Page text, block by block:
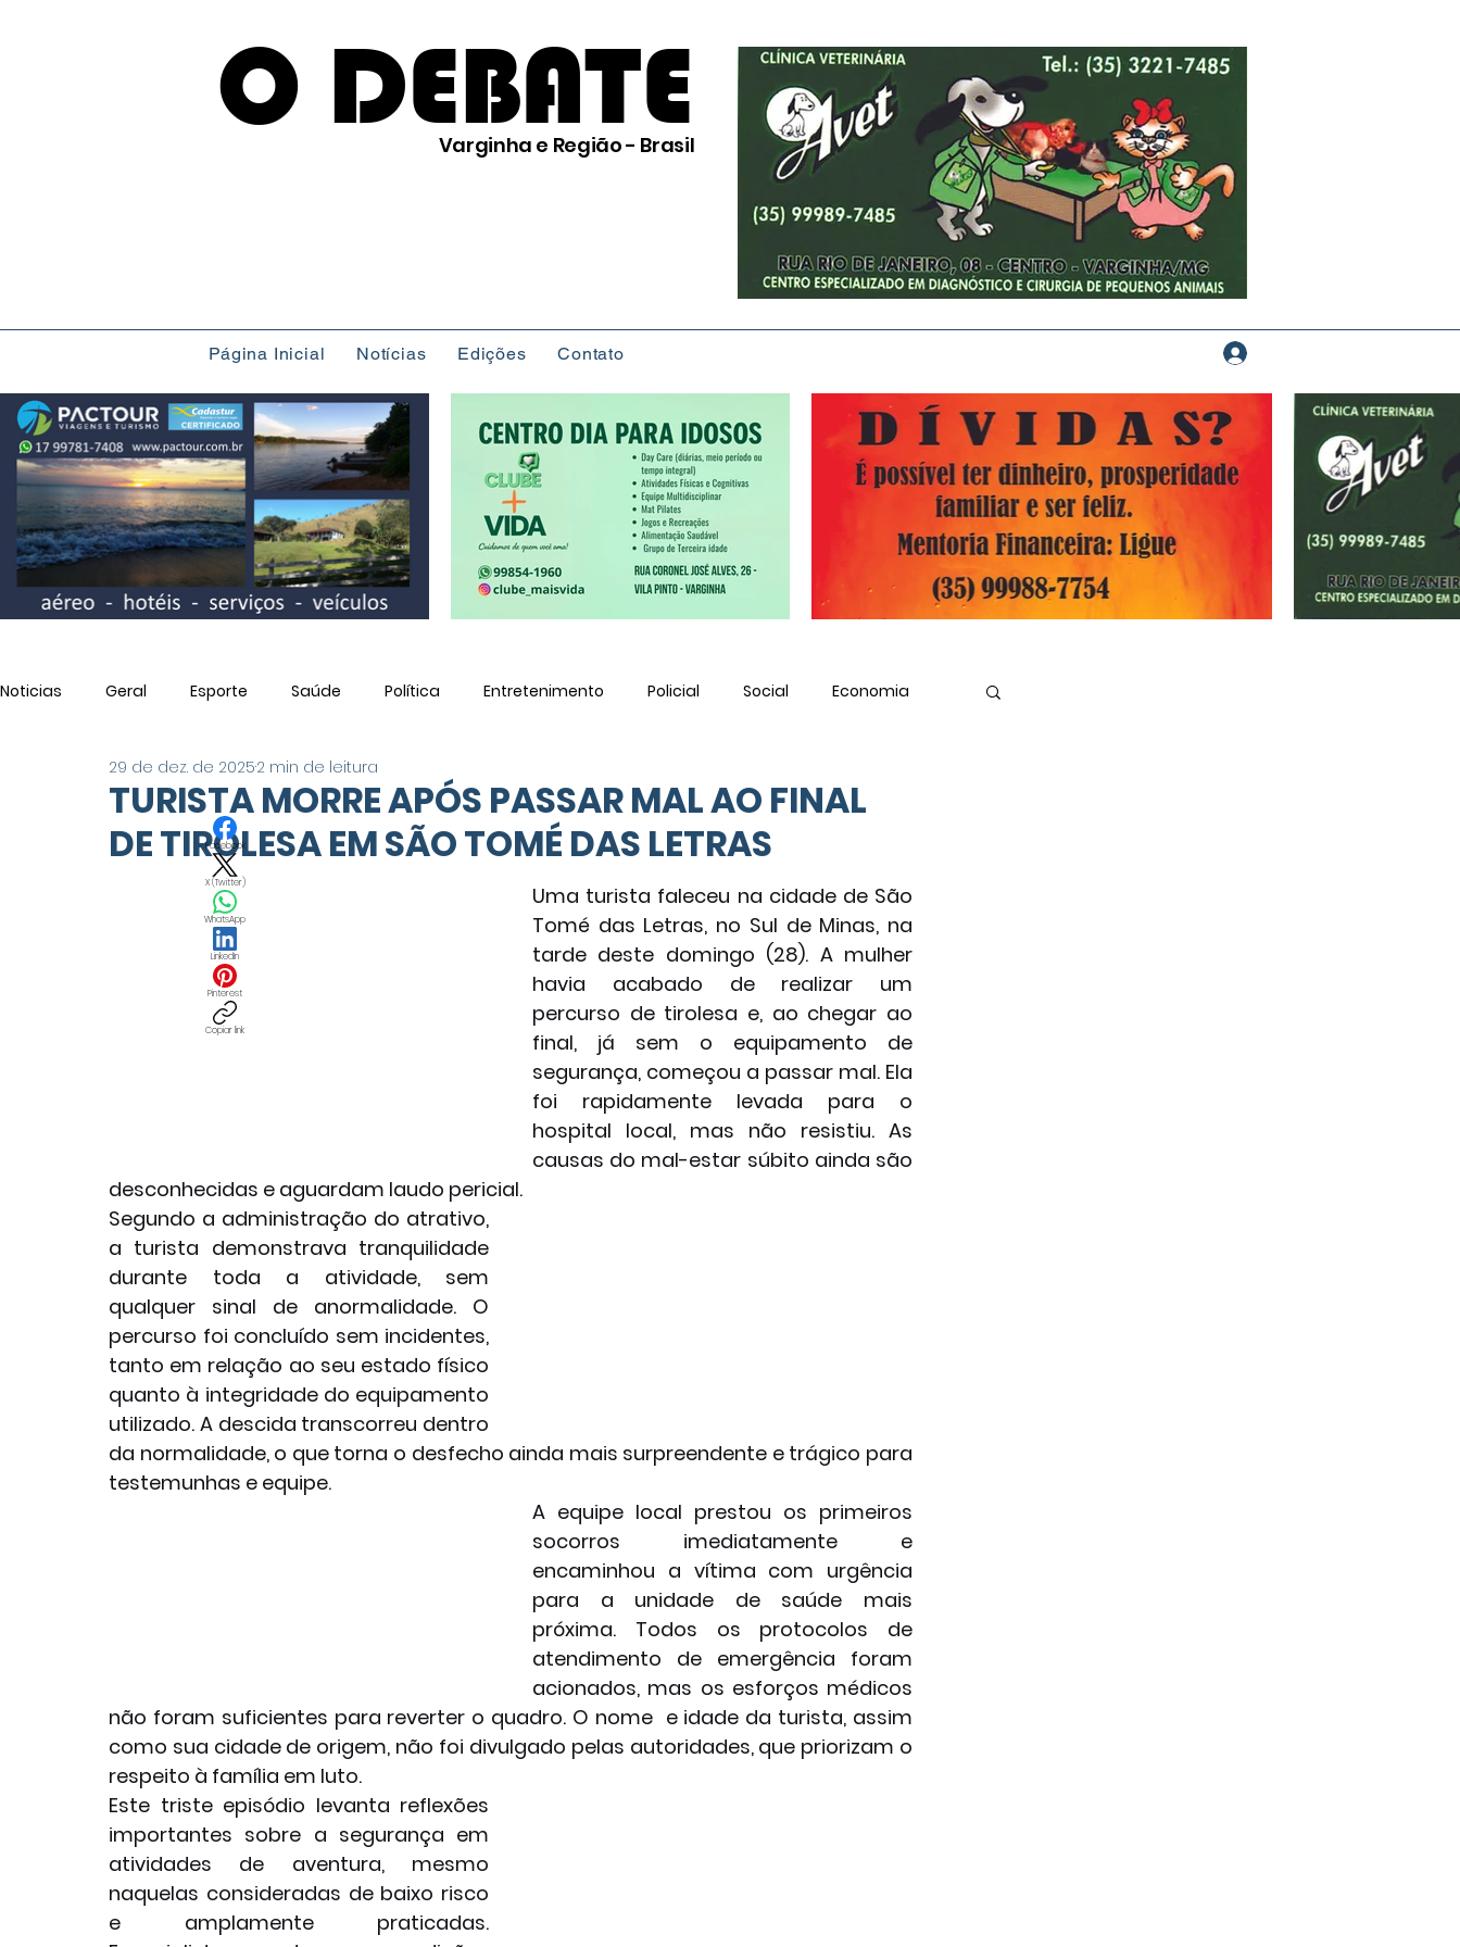
O DEBATE
Varginha e Região - Brasil
Página Inicial Notícias Edições Contato
Noticias Geral Esporte Saúde Política Entretenimento Policial Social Economia
Utilidade Pública
TURISTA MORRE APÓS PASSAR MAL AO FINAL
DE TIROLESA EM SÃO TOMÉ DAS LETRAS
29 de dez. de 20252 min de leitura
Uma turista faleceu na cidade de São
Tomé das Letras, no Sul de Minas, na
tarde deste domingo (28). A mulher
havia acabado de realizar um
percurso de tirolesa e, ao chegar ao
final, já sem o equipamento de
segurança, começou a passar mal. Ela
foi rapidamente levada para o
hospital local, mas não resistiu. As
causas do mal-estar súbito ainda são
desconhecidas e aguardam laudo pericial.
Segundo a administração do atrativo,
a turista demonstrava tranquilidade
durante toda a atividade, sem
qualquer sinal de anormalidade. O
percurso foi concluído sem incidentes,
tanto em relação ao seu estado físico
quanto à integridade do equipamento
utilizado. A descida transcorreu dentro
da normalidade, o que torna o desfecho ainda mais surpreendente e trágico para
testemunhas e equipe.
A equipe local prestou os primeiros
socorros imediatamente e
encaminhou a vítima com urgência
para a unidade de saúde mais
próxima. Todos os protocolos de
atendimento de emergência foram
acionados, mas os esforços médicos
não foram suficientes para reverter o quadro. O nome  e idade da turista, assim
como sua cidade de origem, não foi divulgado pelas autoridades, que priorizam o
respeito à família em luto.
Este triste episódio levanta reflexões
importantes sobre a segurança em
atividades de aventura, mesmo
naquelas consideradas de baixo risco
e amplamente praticadas.
Facebook
X (Twitter)
WhatsApp
LinkedIn
Pinterest
Copiar link